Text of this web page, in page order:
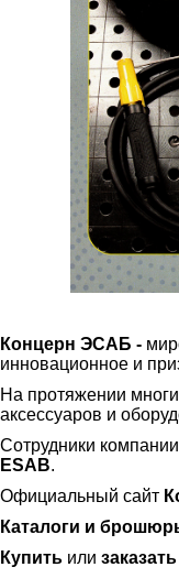
Концерн ЭСАБ -
инновационное и
На протяжении
аксессуаров и
Сотрудники
ESAB.
Официальный сайт
Каталоги и
Купить или заказать